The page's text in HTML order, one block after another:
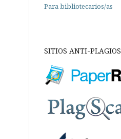
Para bibliotecarios/as
SITIOS ANTI-PLAGIOS